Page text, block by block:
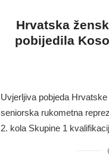
Hrvatska
pobijedila
Uvjerljiva pobjeda
seniorska rukometna
2. kola Skupine 1